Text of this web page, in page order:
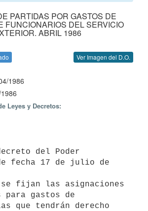
PARTIDAS POR GASTOS DE
FUNCIONARIOS DEL SERVICIO
ABRIL 1986
Ver Imagen del D.O.
1986
Leyes y Decretos:
fecha 17 de julio de
fijan las asignaciones
gastos de
que tendrán derecho